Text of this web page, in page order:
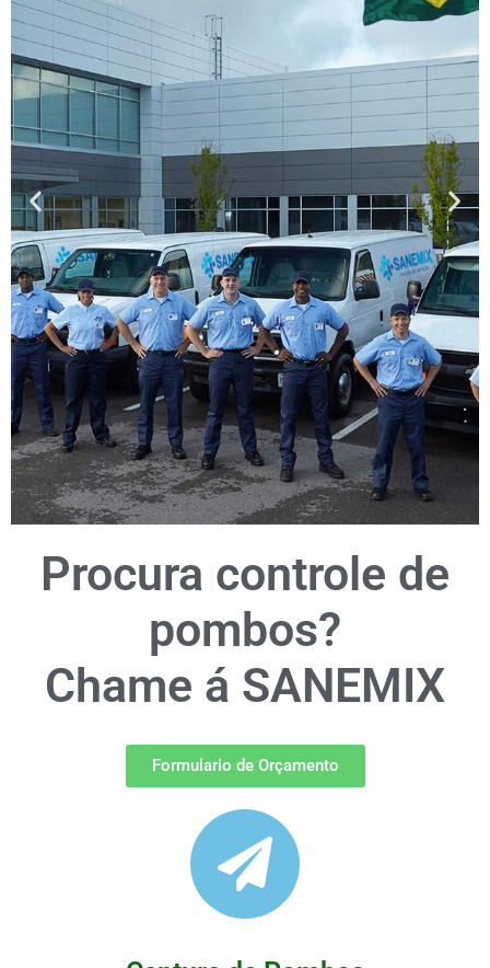
Controle de Pombos -
Profissional
Proteção máxima para pessoas,
alimentos, produtos e ambientes
Procura controle de
pombos?
Chame á SANEMIX
Formulario de Orçamento